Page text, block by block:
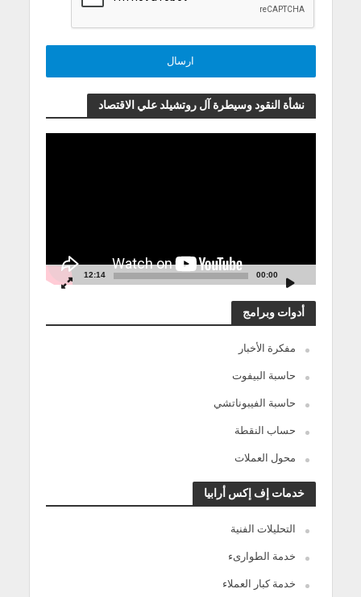
نشأة النقود وسيطرة آل روتشيلد علي الاقتصاد
00:00
12:14
أدوات وبرامج
مفكرة الأخبار
حاسبة البيفوت
حاسبة الفيبوناتشي
حساب النقطة
محول العملات
خدمات إف إكس أرابيا
التحليلات الفنية
خدمة الطوارىء
خدمة كبار العملاء